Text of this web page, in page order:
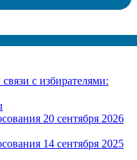
с избирателями:
20 сентября 2026
14 сентября 2025